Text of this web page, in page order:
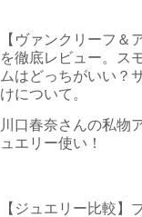
【ヴァンクリーフ＆
を徹底レビュー。ス
ムはどっちがいい？
けについて。
川口春奈さんの私物
ュエリー使い！
【ジュエリー比較】